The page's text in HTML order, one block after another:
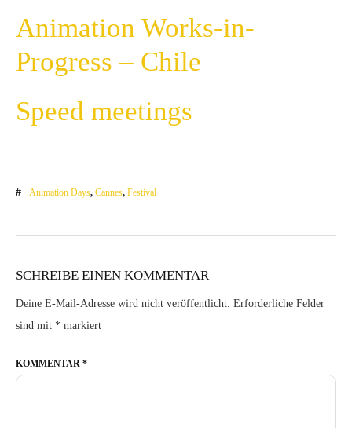
Animation Works-in-
Progress – Chile
Speed meetings
Animation Days, Cannes, Festival
SCHREIBE EINEN KOMMENTAR
Deine E-Mail-Adresse wird nicht veröffentlicht. Erforderliche Felder
sind mit * markiert
KOMMENTAR *